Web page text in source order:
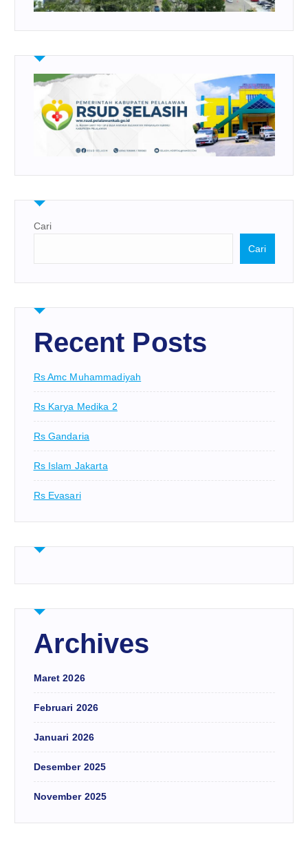
Cari
Cari
Recent Posts
Rs Amc Muhammadiyah
Rs Karya Medika 2
Rs Gandaria
Rs Islam Jakarta
Rs Evasari
Archives
Maret 2026
Februari 2026
Januari 2026
Desember 2025
November 2025